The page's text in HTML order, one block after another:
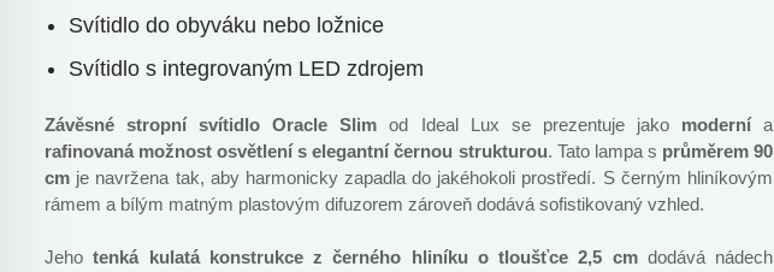
Svítidlo do obyváku nebo ložnice
Svítidlo s integrovaným LED zdrojem
Závěsné stropní svítidlo Oracle Slimod Ideal Lux se prezentuje jako modernía
rafinovaná možnost osvětlení s elegantní černou strukturou. Tato lampa s průměrem 90
cm je navržena tak, aby harmonicky zapadla do jakéhokoli prostředí. S černým hliníkovým
rámem a bílým matným plastovým difuzorem zároveň dodává sofistikovaný vzhled.
Jehotenká kulatá konstrukce z černého hliníku o tloušťce 2,5 cmdodává nádech